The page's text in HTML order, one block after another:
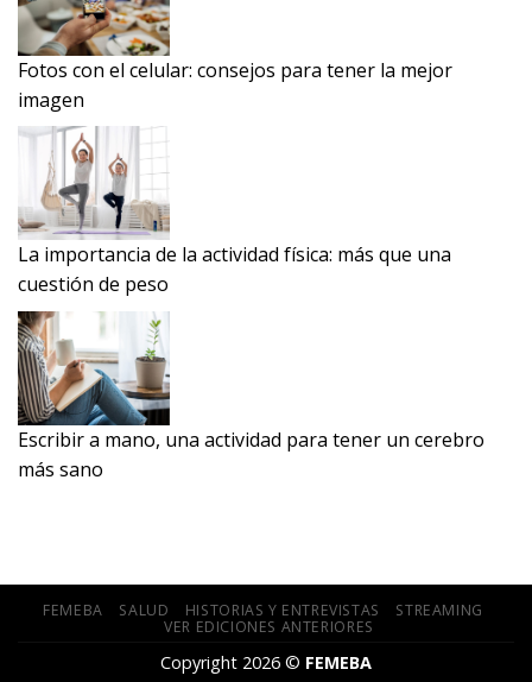
Fotos con el celular: consejos para tener la mejor
imagen
La importancia de la actividad física: más que una
cuestión de peso
Escribir a mano, una actividad para tener un cerebro
más sano
FEMEBA SALUD HISTORIAS Y ENTREVISTAS
STREAMING
VER EDICIONES ANTERIORES
Copyright 2026 © FEMEBA